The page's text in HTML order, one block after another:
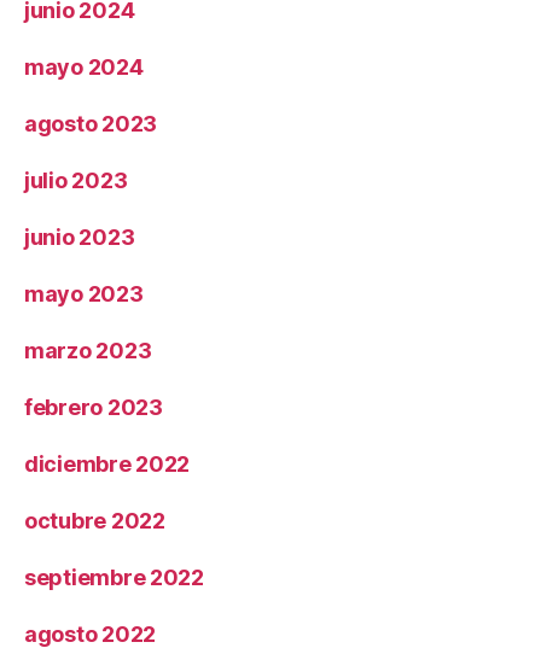
junio 2024
mayo 2024
agosto 2023
julio 2023
junio 2023
mayo 2023
marzo 2023
febrero 2023
diciembre 2022
octubre 2022
septiembre 2022
agosto 2022